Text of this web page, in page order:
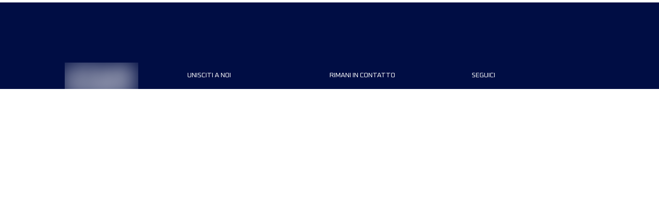
UNISCITI A NOI RIMANI IN CONTATTO SEGUICI